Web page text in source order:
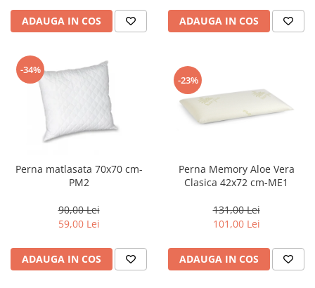
ADAUGA IN COS ADAUGA IN COS
-34%
Perna matlasata 70x70 cm-
PM2
90,00 Lei
59,00 Lei
ADAUGA IN COS
-23%
Perna Memory Aloe Vera
Clasica 42x72 cm-ME1
131,00 Lei
101,00 Lei
ADAUGA IN COS